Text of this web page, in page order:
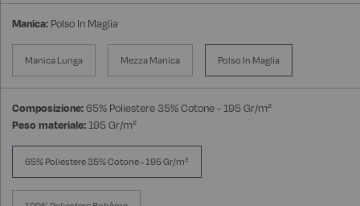
Manica: Polso In Maglia
Manica Lunga Mezza Manica Polso In Maglia
Composizione:65% Poliestere 35% Cotone - 195 Gr/m²
Peso materiale:195 Gr/m²
65% Poliestere 35% Cotone - 195 Gr/m²